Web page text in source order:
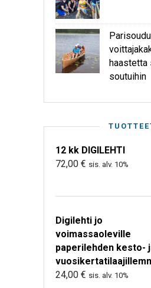
haastetta
soutuihin
12 kk DIGILEHTI
72,00 € sis. alv. 10%
Digilehti jo
voimassaoleville
paperilehden kesto-
24,00 € sis. alv. 10%